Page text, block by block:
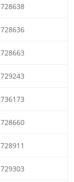
728638
728636
728663
729243
736173
728660
728911
729303